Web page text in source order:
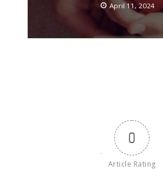
April 11, 2024
0
Article Rating